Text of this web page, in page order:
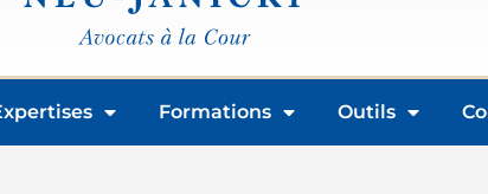
Formations Outils